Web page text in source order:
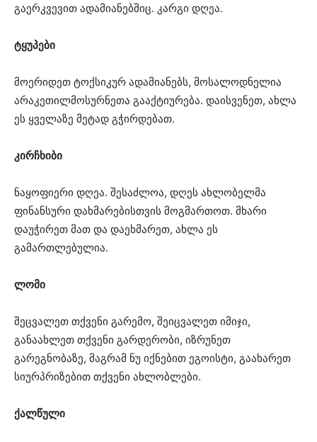
გაერკვევით ადამიანებშიც. კარგი დღეა.
ტყუპები
მოერიდეთ ტოქსიკურ ადამიანებს, მოსალოდნელია
არაკეთილმოსურნეთა გააქტიურება. დაისვენეთ, ახლა
ეს ყველაზე მეტად გჭირდებათ.
კირჩხიბი
ნაყოფიერი დღეა. შესაძლოა, დღეს ახლობელმა
ფინანსური დახმარებისთვის მოგმართოთ. მხარი
დაუჭირეთ მათ და დაეხმარეთ, ახლა ეს
გამართლებულია.
ლომი
შეცვალეთ თქვენი გარემო, შეიცვალეთ იმიჯი,
განაახლეთ თქვენი გარდერობი, იზრუნეთ
გარეგნობაზე, მაგრამ ნუ იქნებით ეგოისტი, გაახარეთ
სიურპრიზებით თქვენი ახლობლები.
ქალწული